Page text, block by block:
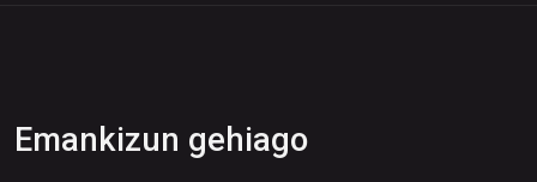
Emankizun gehiago